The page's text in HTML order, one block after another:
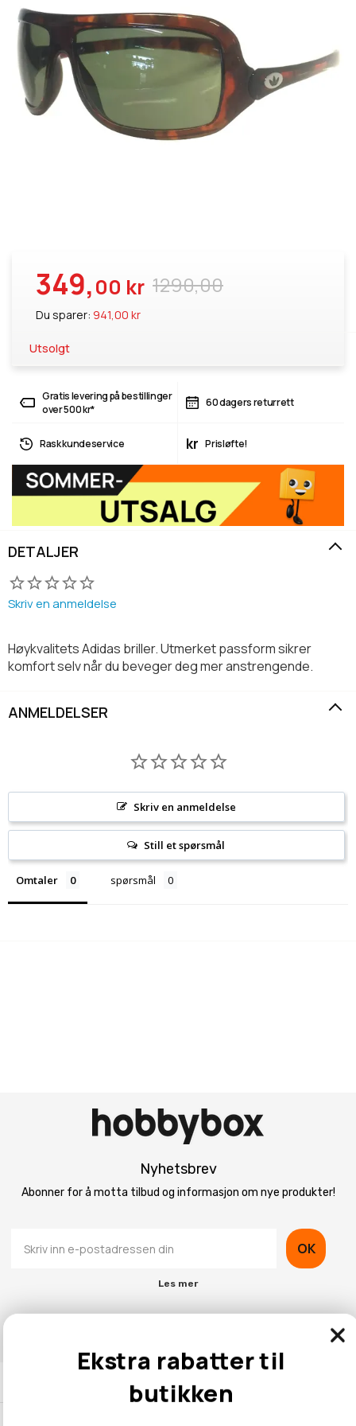
1290,00
349,00 kr
Du sparer: 941,00 kr
Utsolgt
Gratis levering på bestillinger
over 500 kr*
60 dagers returrett
Rask kundeservice kr Prisløfte!
DETALJER
Skriv en anmeldelse
Høykvalitets Adidas briller. Utmerket passform sikrer
komfort selv når du beveger deg mer anstrengende.
ANMELDELSER
Skriv en anmeldelse
Still et spørsmål
Omtaler spørsmål
Nyhetsbrev
Abonner for å motta tilbud og informasjon om nye produkter!
OK
Les mer
Kontaktinformasjon
Ekstra rabatter til
butikken